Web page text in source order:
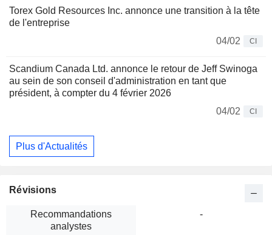
Torex Gold Resources Inc. annonce une transition à la tête
de l'entreprise
04/02
CI
Scandium Canada Ltd. annonce le retour de Jeff Swinoga
au sein de son conseil d'administration en tant que
président, à compter du 4 février 2026
04/02
CI
Plus d'Actualités
Révisions
Recommandations
analystes
-